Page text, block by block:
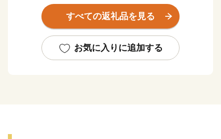
地があり、20か所以上の温泉施設では、さまざまな泉質
が楽しめます。さつま町は、古くから町民だけでなく観
ています。
さつま町が誇る魅力的なお礼の品をぜひ一度お試しいた
すべての返礼品を見る
お気に入りに追加する